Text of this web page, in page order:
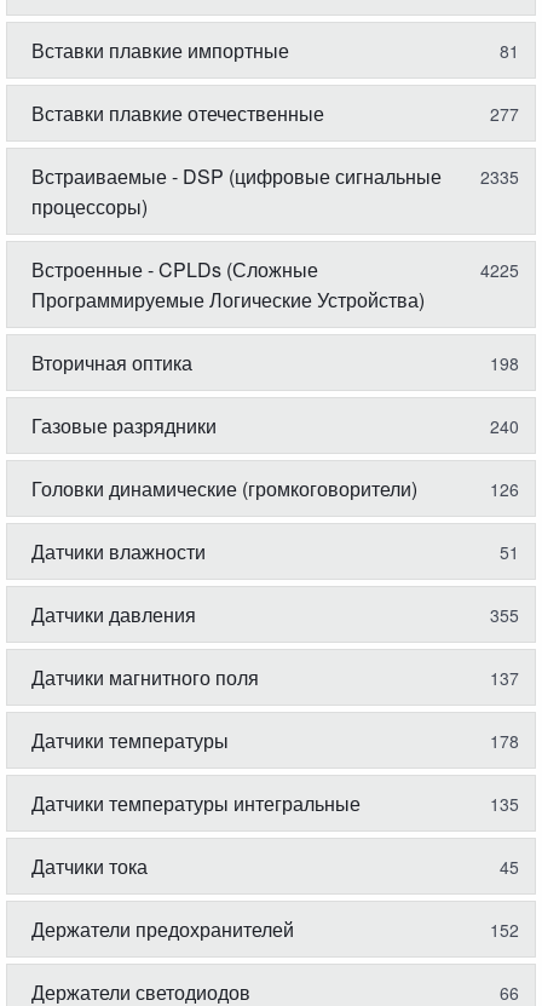
Вставки плавкие импортные 81
Вставки плавкие отечественные 277
Встраиваемые - DSP (цифровые сигнальные
процессоры)
2335
Встроенные - CPLDs (Сложные
Программируемые Логические Устройства)
4225
Вторичная оптика 198
Газовые разрядники 240
Головки динамические (громкоговорители) 126
Датчики влажности 51
Датчики давления 355
Датчики магнитного поля 137
Датчики температуры 178
Датчики температуры интегральные 135
Датчики тока 45
Держатели предохранителей 152
Держатели светодиодов 66